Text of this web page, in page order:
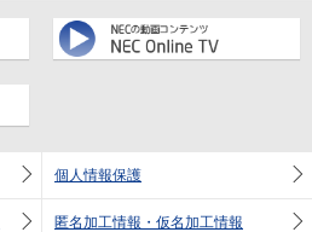
個人情報保護
匿名加工情報・仮名加工情報